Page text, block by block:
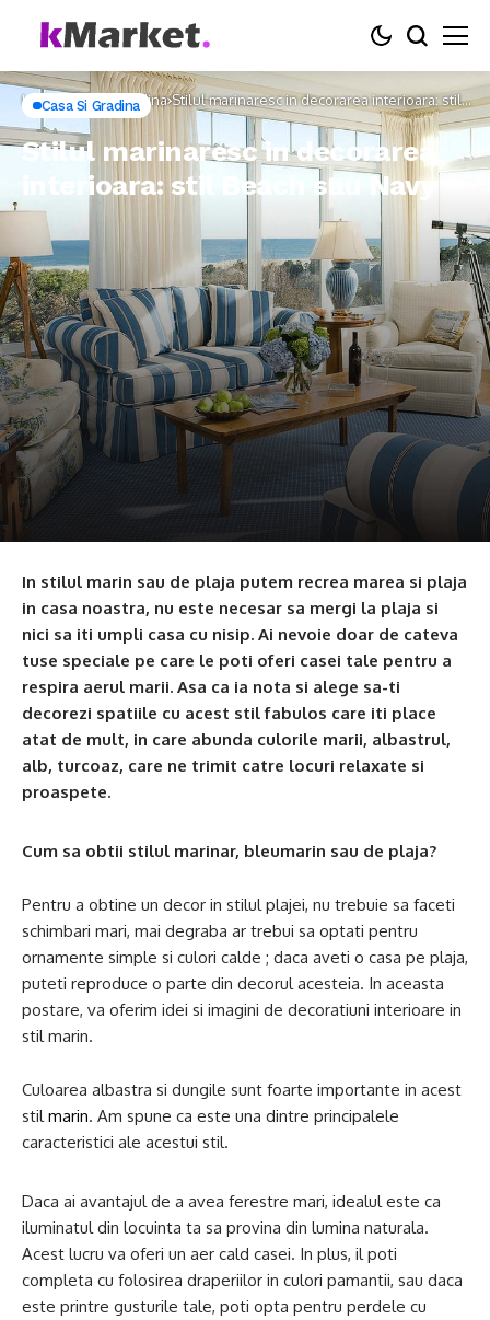
Home Casa si Gradina Stilul marinaresc in decorarea interioara: stil
Beach sau Navy
Casa Si Gradina
Stilul marinaresc in decorarea
interioara: stil Beach sau Navy
In stilul marin sau de plaja putem recrea marea si plaja
in casa noastra, nu este necesar sa mergi la plaja si
nici sa iti umpli casa cu nisip. Ai nevoie doar de cateva
tuse speciale pe care le poti oferi casei tale pentru a
respira aerul marii. Asa ca ia nota si alege sa-ti
decorezi spatiile cu acest stil fabulos care iti place
atat de mult, in care abunda culorile marii, albastrul,
alb, turcoaz, care ne trimit catre locuri relaxate si
proaspete.
Cum sa obtii stilul marinar, bleumarin sau de plaja?
Pentru a obtine un decor in stilul plajei, nu trebuie sa faceti
schimbari mari, mai degraba ar trebui sa optati pentru
ornamente simple si culori calde ; daca aveti o casa pe plaja,
puteti reproduce o parte din decorul acesteia. In aceasta
postare, va oferim idei si imagini de decoratiuni interioare in
stil marin.
Culoarea albastra si dungile sunt foarte importante in acest
stilmarin. Am spune ca este una dintre principalele
caracteristici ale acestui stil.
Daca ai avantajul de a avea ferestre mari, idealul este ca
iluminatul din locuinta ta sa provina din lumina naturala.
Acest lucru va oferi un aer cald casei. In plus, il poti
completa cu folosirea draperiilor in culori pamantii, sau daca
este printre gusturile tale, poti opta pentru perdele cu